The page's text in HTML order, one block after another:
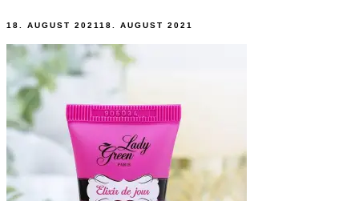
18. AUGUST 2021 18. AUGUST 2021